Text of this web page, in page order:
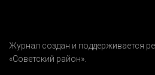
Журнал создан и поддерживается
«Советский район».